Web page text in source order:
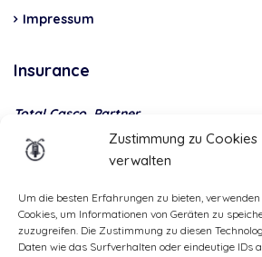
Zustimmung zu Cookies
verwalten
Um die besten Erfahrungen zu bieten,
Cookies, um Informationen von Geräten zu
zuzugreifen. Die Zustimmung zu diesen
Daten wie das Surfverhalten oder eindeutige IDs
Impressum
Insurance
Total Casco, Partner